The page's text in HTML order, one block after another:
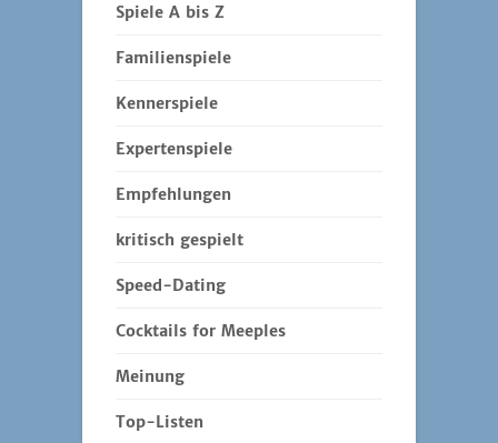
Spiele A bis Z
Familienspiele
Kennerspiele
Expertenspiele
Empfehlungen
kritisch gespielt
Speed-Dating
Cocktails for Meeples
Meinung
Top-Listen